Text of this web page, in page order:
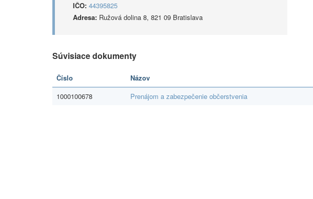
IČO: 44395825
Adresa: Ružová dolina 8, 821 09 Bratislava
Súvisiace dokumenty
Číslo Názov
1000100678
Prenájom a zabezpečenie občerstvenia